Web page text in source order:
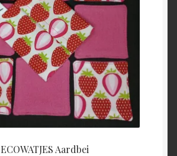
ECOWATJES Aardbei